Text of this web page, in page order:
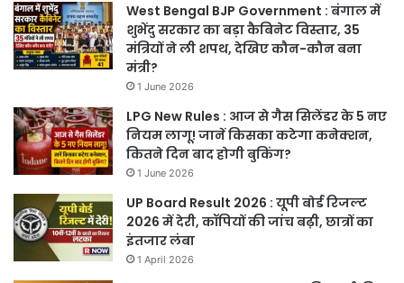
West Bengal BJP Government : बंगाल में
शुभेंदु सरकार का बड़ा कैबिनेट विस्तार, 35
मंत्रियों ने ली शपथ, देखिए कौन-कौन बना
मंत्री?
1 June 2026
LPG New Rules : आज से गैस सिलेंडर के 5 नए
नियम लागू! जानें किसका कटेगा कनेक्शन,
कितने दिन बाद होगी बुकिंग?
1 June 2026
UP Board Result 2026 : यूपी बोर्ड रिजल्ट
2026 में देरी, कॉपियों की जांच बढ़ी, छात्रों का
इंतजार लंबा
1 April 2026